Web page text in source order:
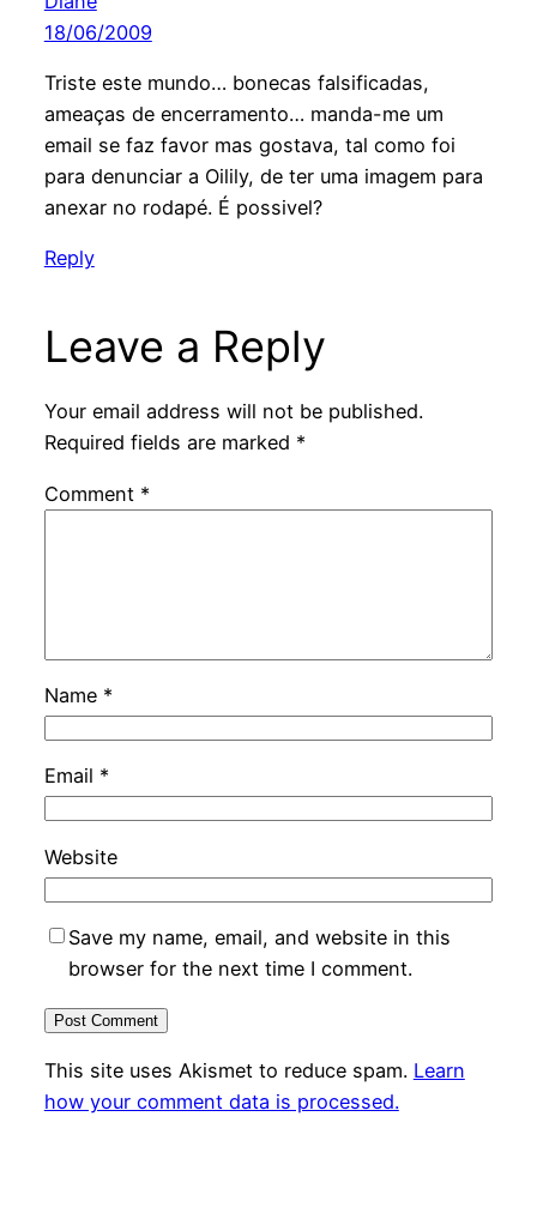
18/06/2009
Triste este mundo… bonecas falsificadas,
ameaças de encerramento… manda-me um
email se faz favor mas gostava, tal como foi
para denunciar a Oilily, de ter uma imagem para
anexar no rodapé. É possivel?
Reply
Leave a Reply
Your email address will not be published.
Required fields are marked *
Comment *
Name *
Email *
Website
Save my name, email, and website in this
browser for the next time I comment.
This site uses Akismet to reduce spam. Learn
how your comment data is processed.